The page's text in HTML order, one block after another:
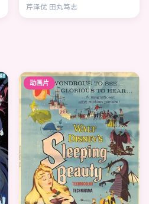
芹泽优 田丸笃志
动画片